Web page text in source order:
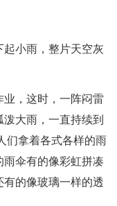
小雨，整片天空灰
，这时，一阵闷雷
大雨，一直持续到
们拿着各式各样的雨
伞有的像彩虹拼凑
的像玻璃一样的透